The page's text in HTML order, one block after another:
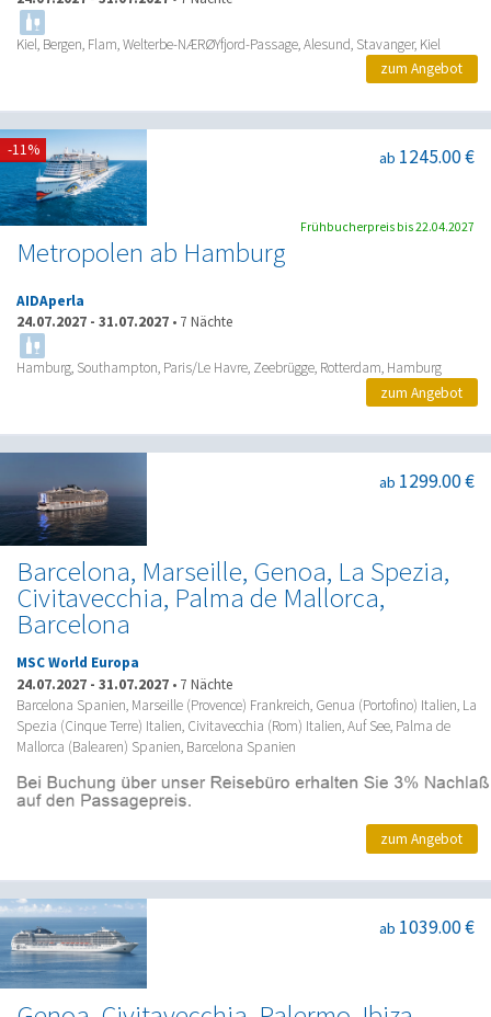
Kiel, Bergen, Flam, Welterbe-NÆRØYfjord-Passage, Alesund, Stavanger, Kiel
zum Angebot
Metropolen ab Hamburg
ab 1245.00 €
AIDAperla
24.07.2027 - 31.07.2027 • 7 Nächte
Hamburg, Southampton, Paris/Le Havre, Zeebrügge, Rotterdam, Hamburg
-11%
Frühbucherpreis bis 22.04.2027
zum Angebot
Barcelona, Marseille, Genoa, La Spezia,
Civitavecchia, Palma de Mallorca,
Barcelona
ab 1299.00 €
MSC World Europa
24.07.2027 - 31.07.2027 • 7 Nächte
Barcelona Spanien, Marseille (Provence) Frankreich, Genua (Portofino) Italien, La
Spezia (Cinque Terre) Italien, Civitavecchia (Rom) Italien, Auf See, Palma de
Mallorca (Balearen) Spanien, Barcelona Spanien
zum Angebot
ab 1039.00 €